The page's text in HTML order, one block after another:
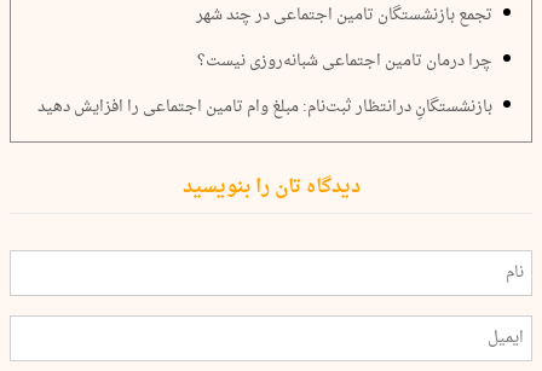
تجمع بازنشستگان تامین اجتماعی در چند شهر
چرا درمان تامین اجتماعی شبانه‌روزی نیست؟
بازنشستگانِ درانتظار ثبت‌نام: مبلغ وام تامین اجتماعی را افزایش دهید
دیدگاه تان را بنویسید